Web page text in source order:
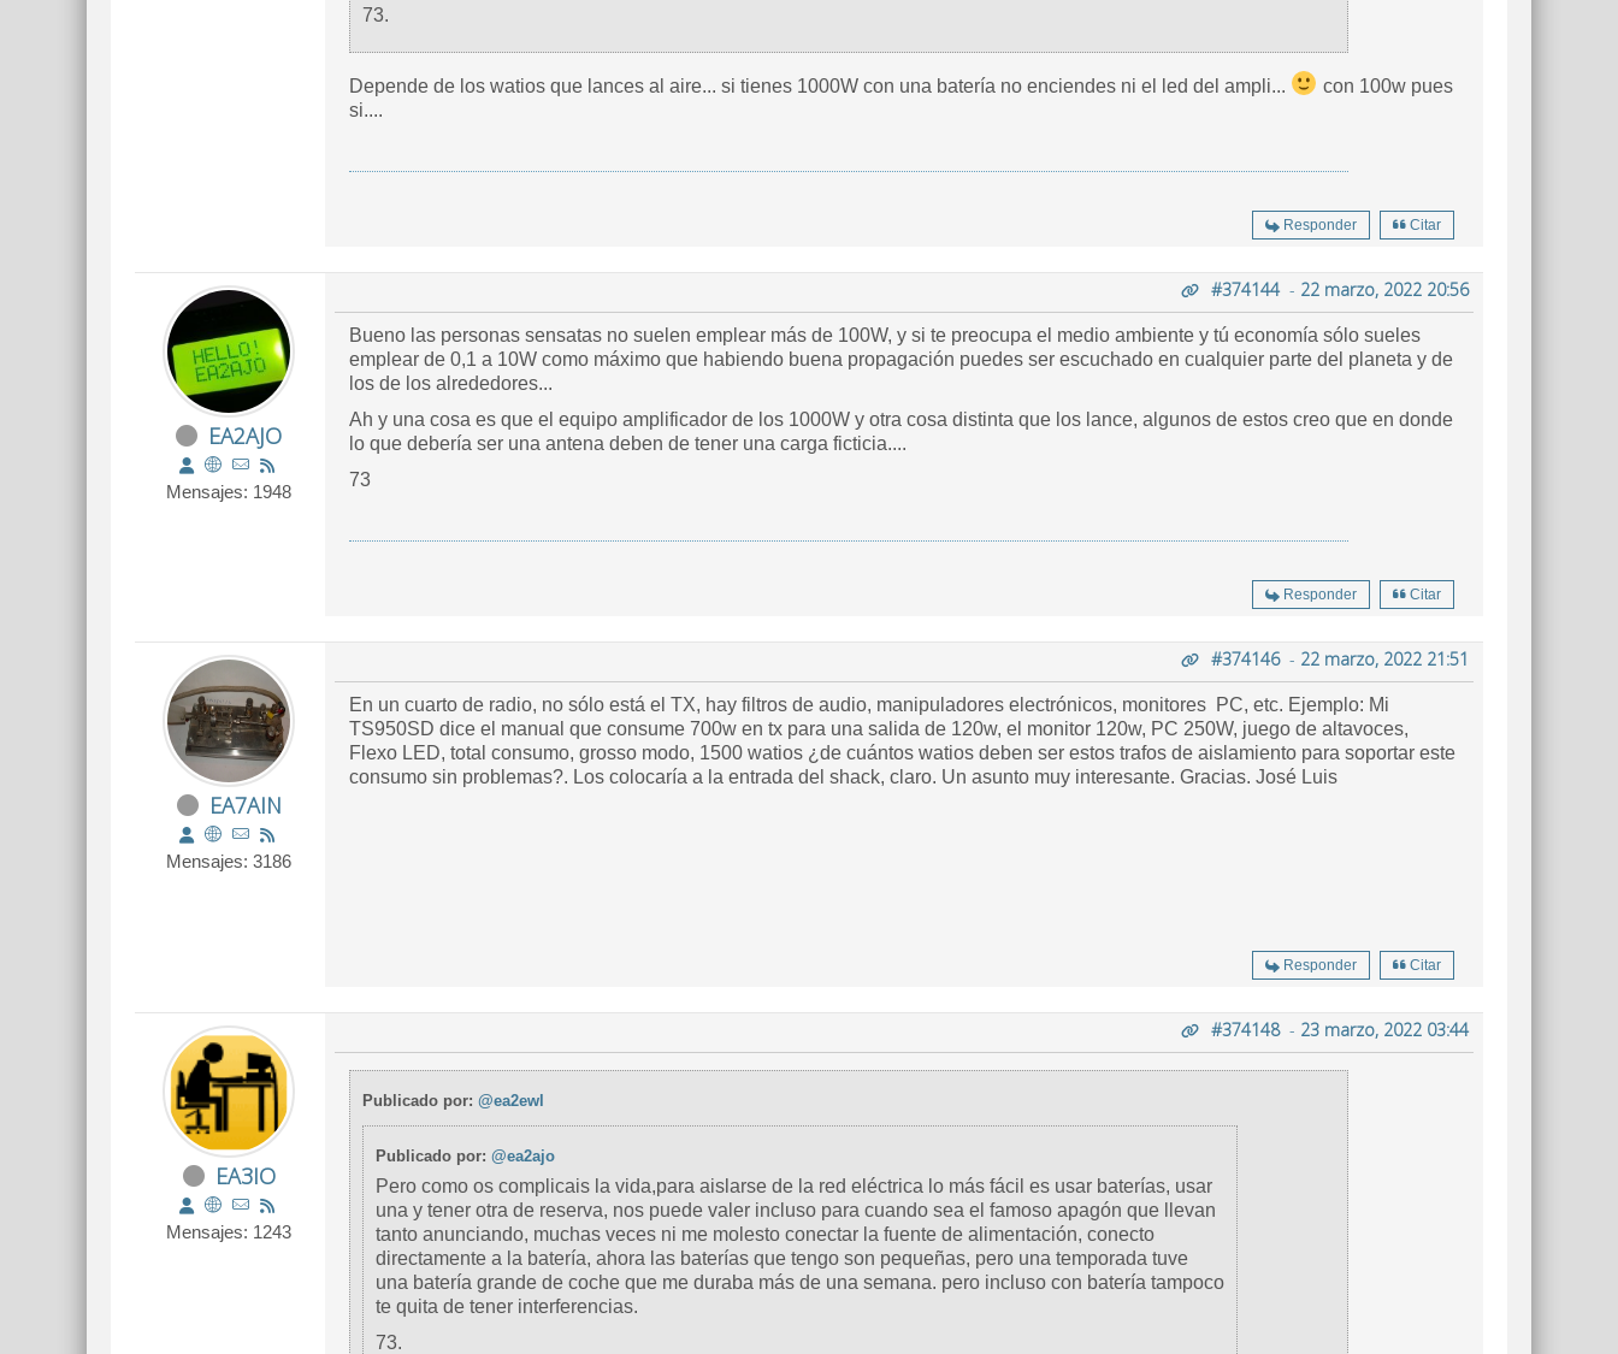
73.
Depende de los watios que lances al aire... si tienes 1000W con una batería no enciendes ni el led del ampli...
con 100w pues
si....
Responder Citar
EA2AJO
Mensajes: 1948
#374144- 22 marzo, 2022 20:56
Bueno las personas sensatas no suelen emplear más de 100W, y si te preocupa el medio ambiente y tú economía sólo sueles
emplear de 0,1 a 10W como máximo que habiendo buena propagación puedes ser escuchado en cualquier parte del planeta y de
los de los alrededores...
Ah y una cosa es que el equipo amplificador de los 1000W y otra cosa distinta que los lance, algunos de estos creo que en donde
lo que debería ser una antena deben de tener una carga ficticia....
73
Responder Citar
EA7AIN
Mensajes: 3186
#374146- 22 marzo, 2022 21:51
En un cuarto de radio, no sólo está el TX, hay filtros de audio, manipuladores electrónicos, monitores PC, etc. Ejemplo: Mi
TS950SD dice el manual que consume 700w en tx para una salida de 120w, el monitor 120w, PC 250W, juego de altavoces,
Flexo LED, total consumo, grosso modo, 1500 watios ¿de cuántos watios deben ser estos trafos de aislamiento para soportar este
consumo sin problemas?. Los colocaría a la entrada del shack, claro. Un asunto muy interesante. Gracias. José Luis
Responder Citar
EA3IO
Mensajes: 1243
#374148- 23 marzo, 2022 03:44
Publicado por: @ea2ewl
Publicado por: @ea2ajo
Pero como os complicais la vida,para aislarse de la red eléctrica lo más fácil es usar baterías, usar
una y tener otra de reserva, nos puede valer incluso para cuando sea el famoso apagón que llevan
tanto anunciando, muchas veces ni me molesto conectar la fuente de alimentación, conecto
directamente a la batería, ahora las baterías que tengo son pequeñas, pero una temporada tuve
una batería grande de coche que me duraba más de una semana. pero incluso con batería tampoco
te quita de tener interferencias.
73.